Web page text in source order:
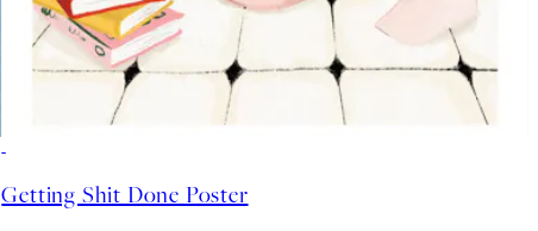
Getting Shit Done Poster